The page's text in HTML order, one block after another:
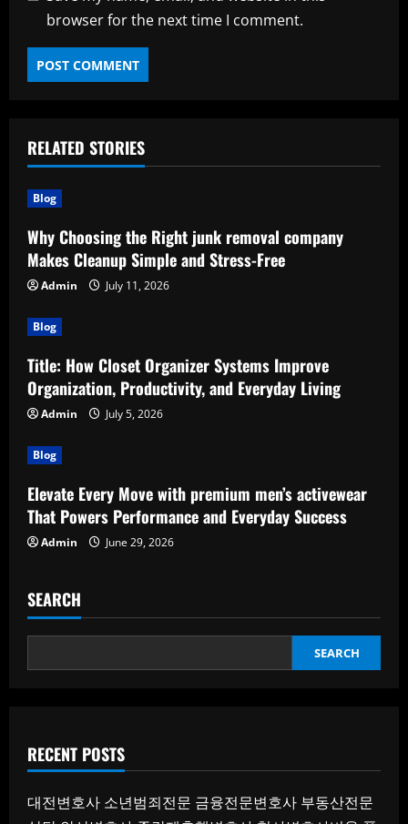
browser for the next time I comment.
RELATED STORIES
Blog
Why Choosing the Right junk removal company
Makes Cleanup Simple and Stress-Free
Admin July 11, 2026
Blog
Title: How Closet Organizer Systems Improve
Organization, Productivity, and Everyday Living
Admin July 5, 2026
Blog
Elevate Every Move with premium men’s activewear
That Powers Performance and Everyday Success
Admin June 29, 2026
SEARCH
SEARCH
RECENT POSTS
대전변호사 소년범죄전문 금융전문변호사 부동산전문